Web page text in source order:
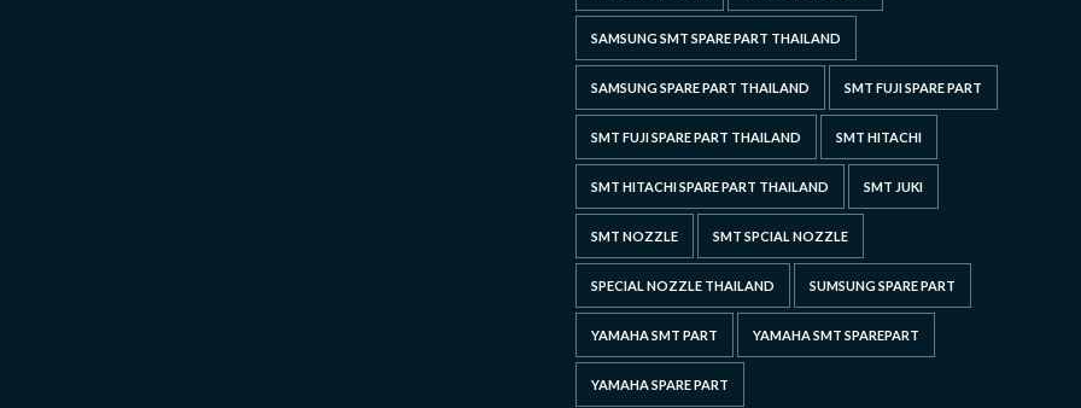
SAMSUNG SMT SPARE PART THAILAND
SAMSUNG SPARE PART THAILAND SMT FUJI SPARE PART
SMT FUJI SPARE PART THAILAND SMT HITACHI
SMT HITACHI SPARE PART THAILAND SMT JUKI
SMT NOZZLE SMT SPCIAL NOZZLE
SPECIAL NOZZLE THAILAND SUMSUNG SPARE PART
YAMAHA SMT PART YAMAHA SMT SPAREPART
YAMAHA SPARE PART